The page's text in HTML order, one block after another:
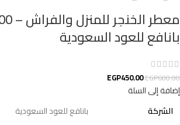
بانافع للعود السعودية
EGP600.00
EGP450.00
إضافة إلى السلة
الشركة
بانافع للعود السعودية